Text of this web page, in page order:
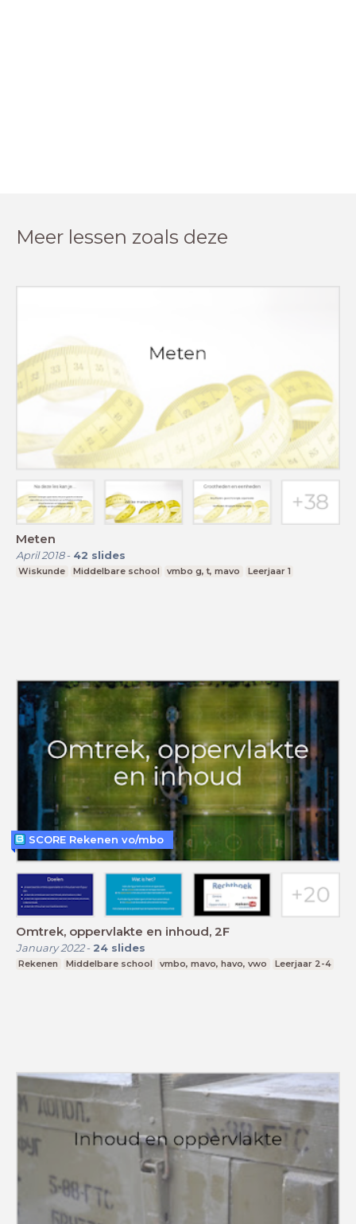
Meer lessen zoals deze
Meten
April 2018- 42 slides
Wiskunde Middelbare school vmbo g, t, mavo Leerjaar 1
Omtrek, oppervlakte en inhoud, 2F
January 2022- 24 slides
Rekenen Middelbare school vmbo, mavo, havo, vwo Leerjaar 2-4
SCORE Rekenen vo/mbo